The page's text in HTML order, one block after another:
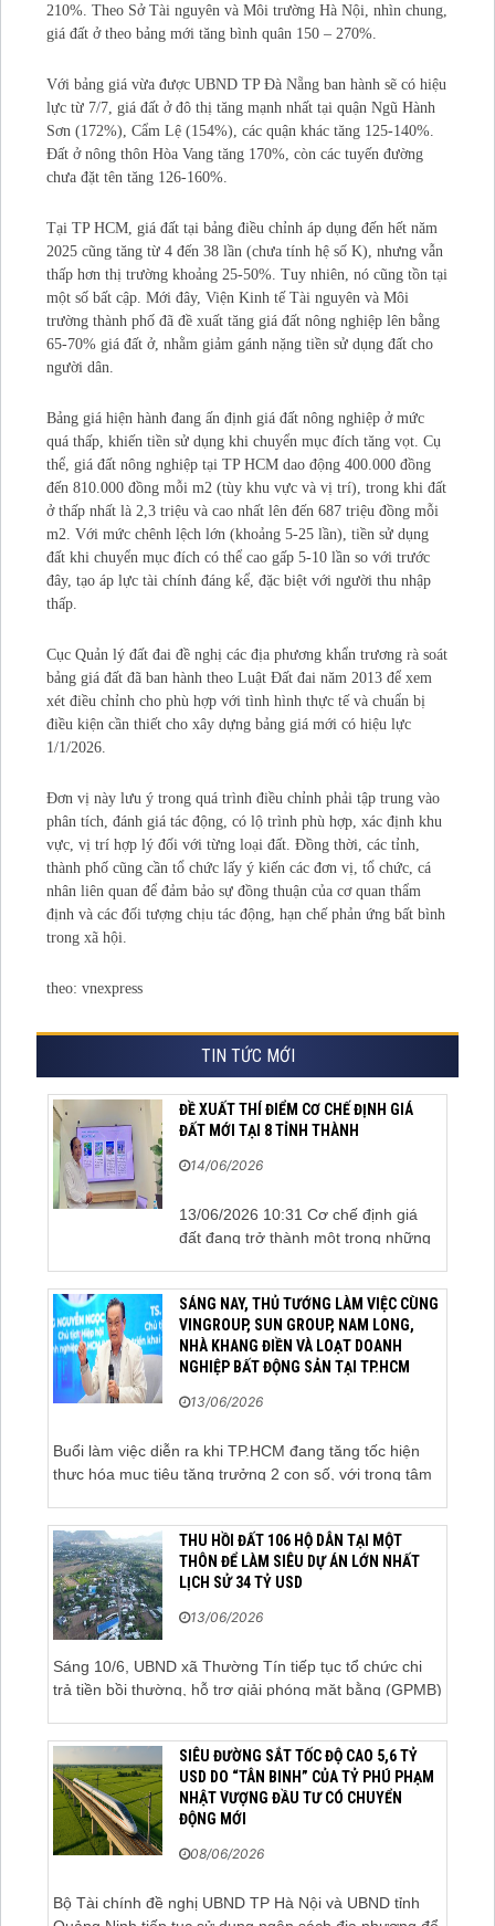
210%. Theo Sở Tài nguyên và Môi trường Hà Nội, nhìn chung,
giá đất ở theo bảng mới tăng bình quân 150 – 270%.
Với bảng giá vừa được UBND TP Đà Nẵng ban hành sẽ có hiệu
lực từ 7/7, giá đất ở đô thị tăng mạnh nhất tại quận Ngũ Hành
Sơn (172%), Cẩm Lệ (154%), các quận khác tăng 125-140%.
Đất ở nông thôn Hòa Vang tăng 170%, còn các tuyến đường
chưa đặt tên tăng 126-160%.
Tại TP HCM, giá đất tại bảng điều chỉnh áp dụng đến hết năm
2025 cũng tăng từ 4 đến 38 lần (chưa tính hệ số K), nhưng vẫn
thấp hơn thị trường khoảng 25-50%. Tuy nhiên, nó cũng tồn tại
một số bất cập. Mới đây, Viện Kinh tế Tài nguyên và Môi
trường thành phố đã đề xuất tăng giá đất nông nghiệp lên bằng
65-70% giá đất ở, nhằm giảm gánh nặng tiền sử dụng đất cho
người dân.
Bảng giá hiện hành đang ấn định giá đất nông nghiệp ở mức
quá thấp, khiến tiền sử dụng khi chuyển mục đích tăng vọt. Cụ
thể, giá đất nông nghiệp tại TP HCM dao động 400.000 đồng
đến 810.000 đồng mỗi m2 (tùy khu vực và vị trí), trong khi đất
ở thấp nhất là 2,3 triệu và cao nhất lên đến 687 triệu đồng mỗi
m2. Với mức chênh lệch lớn (khoảng 5-25 lần), tiền sử dụng
đất khi chuyển mục đích có thể cao gấp 5-10 lần so với trước
đây, tạo áp lực tài chính đáng kể, đặc biệt với người thu nhập
thấp.
Cục Quản lý đất đai đề nghị các địa phương khẩn trương rà soát
bảng giá đất đã ban hành theo Luật Đất đai năm 2013 để xem
xét điều chỉnh cho phù hợp với tình hình thực tế và chuẩn bị
điều kiện cần thiết cho xây dựng bảng giá mới có hiệu lực
1/1/2026.
Đơn vị này lưu ý trong quá trình điều chỉnh phải tập trung vào
phân tích, đánh giá tác động, có lộ trình phù hợp, xác định khu
vực, vị trí hợp lý đối với từng loại đất. Đồng thời, các tỉnh,
thành phố cũng cần tổ chức lấy ý kiến các đơn vị, tổ chức, cá
nhân liên quan để đảm bảo sự đồng thuận của cơ quan thẩm
định và các đối tượng chịu tác động, hạn chế phản ứng bất bình
trong xã hội.
theo: vnexpress
TIN TỨC MỚI
ĐỀ XUẤT THÍ ĐIỂM CƠ CHẾ ĐỊNH GIÁ
ĐẤT MỚI TẠI 8 TỈNH THÀNH
14/06/2026
13/06/2026 10:31 Cơ chế định giá
đất đang trở thành một trong những
quản lý đặc biệt quan tâm khi tác
động trực tiếp đến quá trình triển
khai dự án, thu hút đầu tư và sự phát
triển ổn định của...
SÁNG NAY, THỦ TƯỚNG LÀM VIỆC CÙNG
VINGROUP, SUN GROUP, NAM LONG,
NHÀ KHANG ĐIỀN VÀ LOẠT DOANH
NGHIỆP BẤT ĐỘNG SẢN TẠI TP.HCM
13/06/2026
Buổi làm việc diễn ra khi TP.HCM đang tăng tốc hiện
thực hóa mục tiêu tăng trưởng 2 con số, với trọng tâm
lý các vướng mắc về cơ chế, chính...
THU HỒI ĐẤT 106 HỘ DÂN TẠI MỘT
THÔN ĐỂ LÀM SIÊU DỰ ÁN LỚN NHẤT
LỊCH SỬ 34 TỶ USD
13/06/2026
Sáng 10/6, UBND xã Thường Tín tiếp tục tổ chức chi
trả tiền bồi thường, hỗ trợ giải phóng mặt bằng (GPMB)
trên địa bàn thôn Nhuệ Giang. Trong...
SIÊU ĐƯỜNG SẮT TỐC ĐỘ CAO 5,6 TỶ
USD DO “TÂN BINH” CỦA TỶ PHÚ PHẠM
NHẬT VƯỢNG ĐẦU TƯ CÓ CHUYỂN
ĐỘNG MỚI
08/06/2026
Bộ Tài chính đề nghị UBND TP Hà Nội và UBND tỉnh